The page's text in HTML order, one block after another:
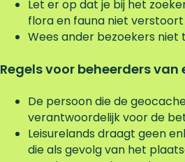
Let er op dat je bij het
flora en fauna niet
Wees ander bezoekers niet
Regels voor beheerders van
De persoon die de
verantwoordelijk voor de
Leisurelands draagt geen
die als gevolg van het